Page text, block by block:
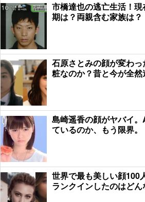
市橋達也の逃亡生活！
期は？両親含む家族は？
石原さとみの顔が変わ
粧なのか？昔と今が全然
島崎遥香の顔がヤバイ
ているのか、もう限界。
世界で最も美しい顔100
ランクインしたのはどん